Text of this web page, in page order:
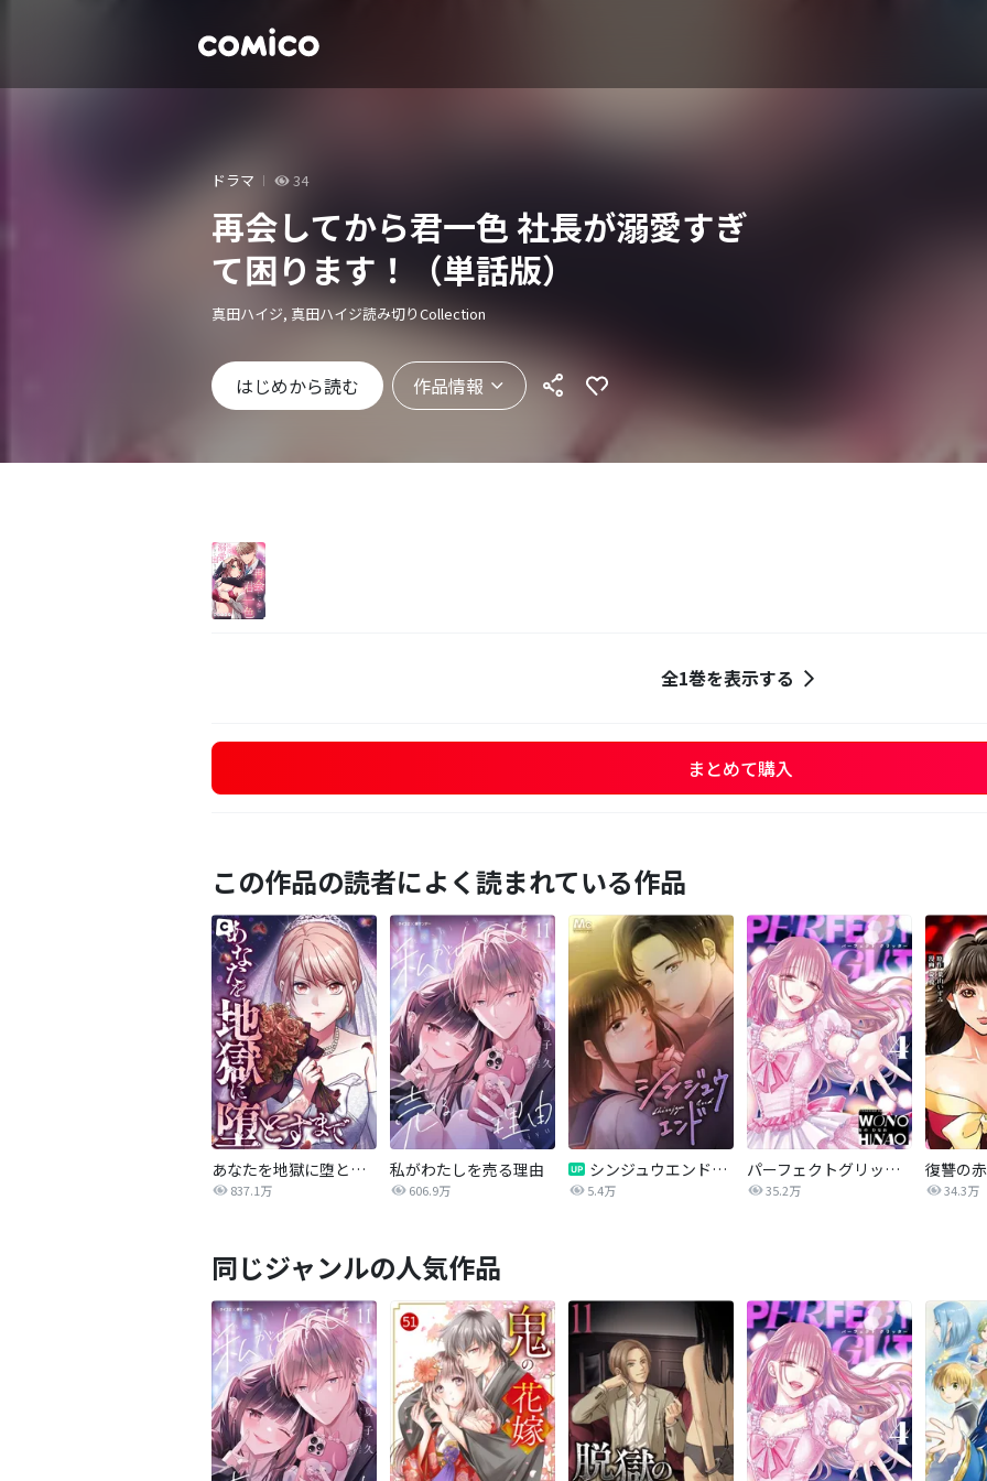
ドラマ 34
再会してから君一色 社長が溺愛すぎ
て困ります！（単話版）
真田ハイジ, 真田ハイジ読み切りCollection
はじめから読む 作品情報
全1巻を表示する
まとめて購入
この作品の読者によく読まれている作品
あなたを地獄に堕とすまで
837.1万
私がわたしを売る理由
606.9万
シンジュウエンド【タテヨミ】
5.4万
パーフェクトグリッター
35.2万 34.3万
同じジャンルの人気作品